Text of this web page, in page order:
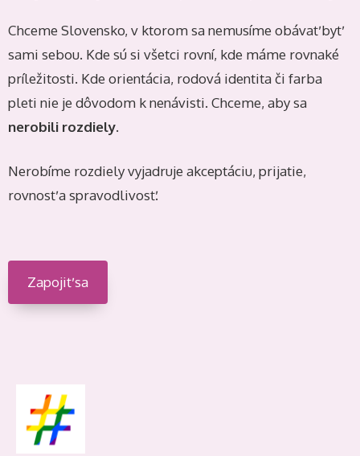
Chceme Slovensko, v ktorom sa nemusíme obávať byť
sami sebou. Kde sú si všetci rovní, kde máme rovnaké
príležitosti. Kde orientácia, rodová identita či farba
pleti nie je dôvodom k nenávisti. Chceme, aby sa
nerobili rozdiely.
Nerobíme rozdiely vyjadruje akceptáciu, prijatie,
rovnosť a spravodlivosť.
Zapojiť sa